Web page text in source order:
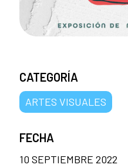
CATEGORÍA
ARTES VISUALES
FECHA
10 SEPTIEMBRE 2022